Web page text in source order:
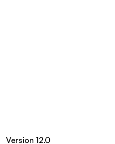
Version 12.0